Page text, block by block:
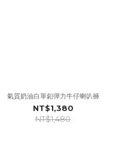
氣質奶油白單釦彈力牛仔喇叭褲
NT$1,380
NT$1,480